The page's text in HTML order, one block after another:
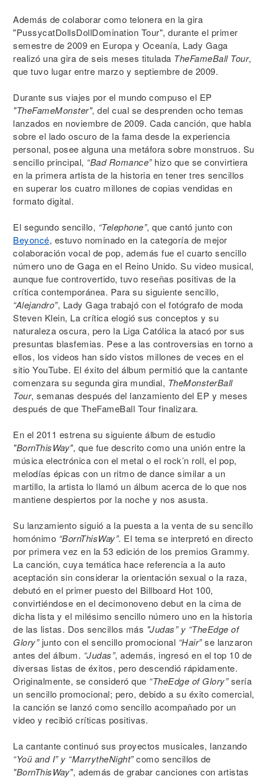
Además de colaborar como telonera en la gira
"PussycatDollsDollDomination Tour", durante el primer
semestre de 2009 en Europa y Oceanía, Lady Gaga
realizó una gira de seis meses titulada TheFameBall Tour,
que tuvo lugar entre marzo y septiembre de 2009.
Durante sus viajes por el mundo compuso el EP
"TheFameMonster", del cual se desprenden ocho temas
lanzados en noviembre de 2009. Cada canción, que habla
sobre el lado oscuro de la fama desde la experiencia
personal, posee alguna una metáfora sobre monstruos. Su
sencillo principal, “Bad Romance”hizo que se convirtiera
en la primera artista de la historia en tener tres sencillos
en superar los cuatro millones de copias vendidas en
formato digital.
El segundo sencillo, “Telephone”, que cantó junto con
Beyoncé, estuvo nominado en la categoría de mejor
colaboración vocal de pop, además fue el cuarto sencillo
número uno de Gaga en el Reino Unido. Su video musical,
aunque fue controvertido, tuvo reseñas positivas de la
crítica contemporánea. Para su siguiente sencillo,
“Alejandro”, Lady Gaga trabajó con el fotógrafo de moda
Steven Klein, La crítica elogió sus conceptos y su
naturaleza oscura, pero la Liga Católica la atacó por sus
presuntas blasfemias. Pese a las controversias en torno a
ellos, los videos han sido vistos millones de veces en el
sitio YouTube. El éxito del álbum permitió que la cantante
comenzara su segunda gira mundial, TheMonsterBall
Tour, semanas después del lanzamiento del EP y meses
después de que TheFameBall Tour finalizara.
En el 2011 estrena su siguiente álbum de estudio
"BornThisWay", que fue descrito como una unión entre la
música electrónica con el metal o el rock’n roll, el pop,
melodías épicas con un ritmo de dance similar a un
martillo, la artista lo llamó un álbum acerca de lo que nos
mantiene despiertos por la noche y nos asusta.
Su lanzamiento siguió a la puesta a la venta de su sencillo
homónimo “BornThisWay”. El tema se interpretó en directo
por primera vez en la 53 edición de los premios Grammy.
La canción, cuya temática hace referencia a la auto
aceptación sin considerar la orientación sexual o la raza,
debutó en el primer puesto del Billboard Hot 100,
convirtiéndose en el decimonoveno debut en la cima de
dicha lista y el milésimo sencillo número uno en la historia
de las listas. Dos sencillos más "Judas” y “TheEdge of
Glory”junto con el sencillo promocional “Hair”se lanzaron
antes del álbum. “Judas”, además, ingresó en el top 10 de
diversas listas de éxitos, pero descendió rápidamente.
Originalmente, se consideró que “TheEdge of Glory”sería
un sencillo promocional; pero, debido a su éxito comercial,
la canción se lanzó como sencillo acompañado por un
video y recibió críticas positivas.
La cantante continuó sus proyectos musicales, lanzando
“Yoü and I” y “MarrytheNight”como sencillos de
"BornThisWay", además de grabar canciones con artistas